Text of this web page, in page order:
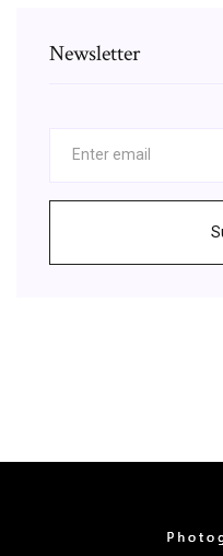
Newsletter